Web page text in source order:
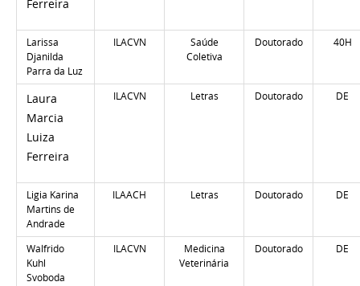
Ferreira
Larissa
Djanilda
Parra da Luz
ILACVN
Saúde
Coletiva
Doutorado 40H
Laura
Marcia
Luiza
Ferreira
ILACVN Letras Doutorado DE
Ligia Karina
Martins de
Andrade
ILAACH Letras Doutorado DE
Walfrido
Kuhl
Svoboda
ILACVN
Medicina
Veterinária
Doutorado DE